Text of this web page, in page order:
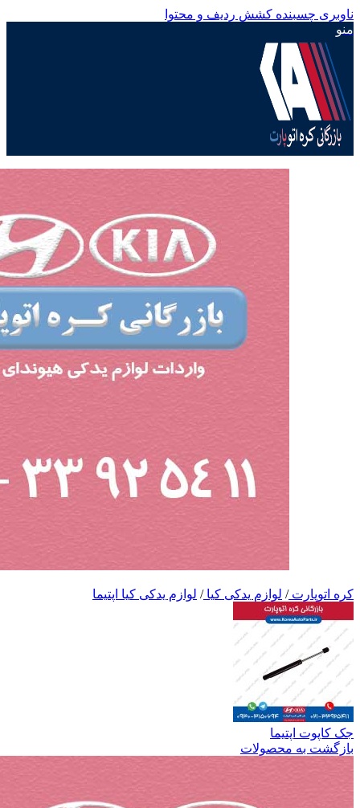
ناوبری چسبنده کشش ردیف و محتوا
منو
کره اتوپارت/ لوازم یدکی کیا/ لوازم یدکی کیا اپتیما
جک کاپوت اپتیما
بازگشت به محصولات